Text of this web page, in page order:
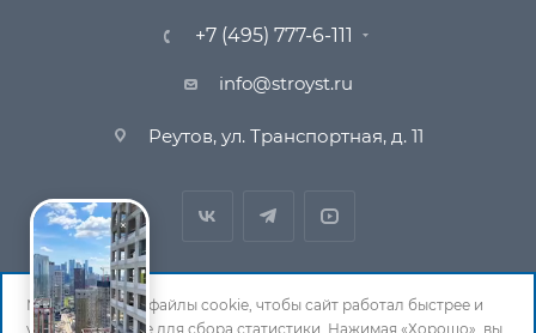
+7 (495) 777-6-111
info@stroyst.ru
Реутов, ул. Транспортная, д. 11
Мы используем файлы cookie, чтобы сайт работал быстрее и
удобнее, а также для сбора статистики. Нажимая «Хорошо», вы